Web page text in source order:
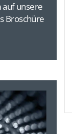
auf unsere
Broschüre